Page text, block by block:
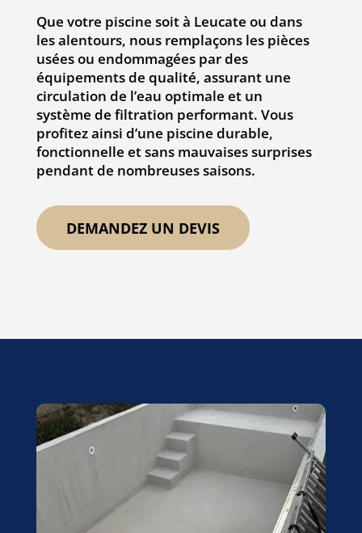
Que votre piscine soit à Leucate ou dans
les alentours, nous remplaçons les pièces
usées ou endommagées par des
équipements de qualité, assurant une
circulation de l’eau optimale et un
système de filtration performant. Vous
profitez ainsi d’une piscine durable,
fonctionnelle et sans mauvaises surprises
pendant de nombreuses saisons.
DEMANDEZ UN DEVIS